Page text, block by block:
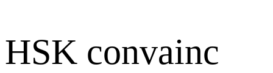
HSK convainc